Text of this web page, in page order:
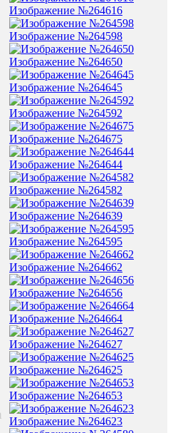
Изображение №264616
Изображение №264598
Изображение №264650
Изображение №264645
Изображение №264592
Изображение №264675
Изображение №264644
Изображение №264582
Изображение №264639
Изображение №264595
Изображение №264662
Изображение №264656
Изображение №264664
Изображение №264627
Изображение №264625
Изображение №264653
Изображение №264623